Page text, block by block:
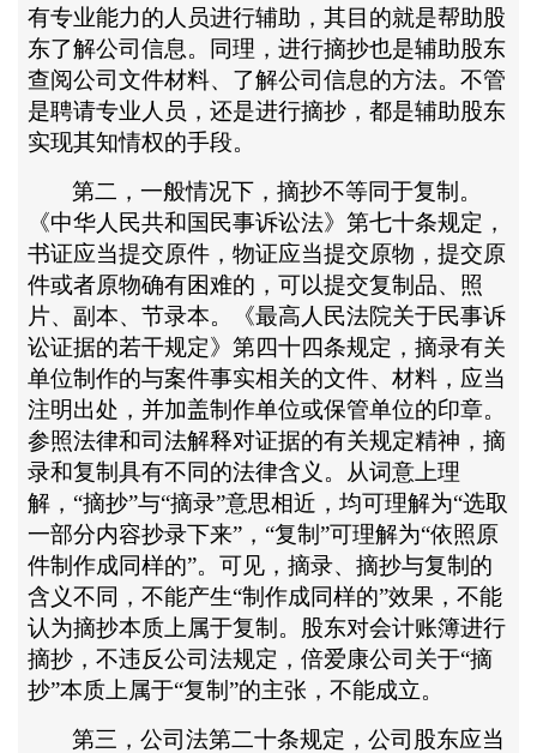
有专业能力的人员进行辅助，其目的就是帮助股
东了解公司信息。同理，进行摘抄也是辅助股东
查阅公司文件材料、了解公司信息的方法。不管
是聘请专业人员，还是进行摘抄，都是辅助股东
实现其知情权的手段。
第二，一般情况下，摘抄不等同于复制。
《中华人民共和国民事诉讼法》第七十条规定，
书证应当提交原件，物证应当提交原物，提交原
件或者原物确有困难的，可以提交复制品、照
片、副本、节录本。《最高人民法院关于民事诉
讼证据的若干规定》第四十四条规定，摘录有关
单位制作的与案件事实相关的文件、材料，应当
注明出处，并加盖制作单位或保管单位的印章。
参照法律和司法解释对证据的有关规定精神，摘
录和复制具有不同的法律含义。从词意上理
解， “摘抄”与“摘录”意思相近，均可理解为“选取
一部分内容抄录下来”，“复制”可理解为“依照原
件制作成同样的”。可见，摘录、摘抄与复制的
含义不同，不能产生“制作成同样的”效果，不能
认为摘抄本质上属于复制。股东对会计账簿进行
摘抄，不违反公司法规定，倍爱康公司关于“摘
抄”本质上属于“复制”的主张，不能成立。
第三，公司法第二十条规定，公司股东应当